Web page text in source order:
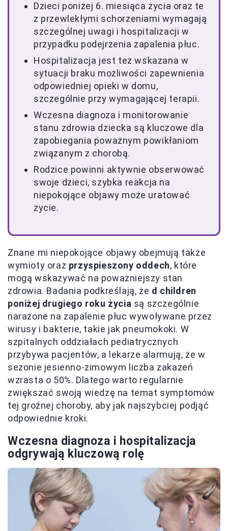
Dzieci poniżej 6. miesiąca życia oraz te
z przewlekłymi schorzeniami wymagają
szczególnej uwagi i hospitalizacji w
przypadku podejrzenia zapalenia płuc.
Hospitalizacja jest też wskazana w
sytuacji braku możliwości zapewnienia
odpowiedniej opieki w domu,
szczególnie przy wymagającej terapii.
Wczesna diagnoza i monitorowanie
stanu zdrowia dziecka są kluczowe dla
zapobiegania poważnym powikłaniom
związanym z chorobą.
Rodzice powinni aktywnie obserwować
swoje dzieci, szybka reakcja na
niepokojące objawy może uratować
życie.
Znane mi niepokojące objawy obejmują także
wymioty oraz przyspieszony oddech, które
mogą wskazywać na poważniejszy stan
zdrowia. Badania podkreślają, że d children
poniżej drugiego roku życia są szczególnie
narażone na zapalenie płuc wywoływane przez
wirusy i bakterie, takie jak pneumokoki. W
szpitalnych oddziałach pediatrycznych
przybywa pacjentów, a lekarze alarmują, że w
sezonie jesienno-zimowym liczba zakażeń
wzrasta o 50%. Dlatego warto regularnie
zwiększać swoją wiedzę na temat symptomów
tej groźnej choroby, aby jak najszybciej podjąć
odpowiednie kroki.
Wczesna diagnoza i hospitalizacja
odgrywają kluczową rolę